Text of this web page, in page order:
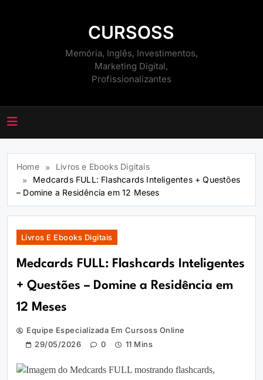
CURSOSS
Memória, Inglês, Investimentos,
Marketing Digital,
Profissionalizantes
Home
Livros e Ebooks Digitais
Medcards FULL: Flashcards Inteligentes + Questões
– Domine a Residência em 12 Meses
Livros E Ebooks Digitais
Medcards FULL: Flashcards Inteligentes
+ Questões – Domine a Residência em
12 Meses
Equipe Especializada Em Cursoss Online
29/05/2026
0 11 Mins